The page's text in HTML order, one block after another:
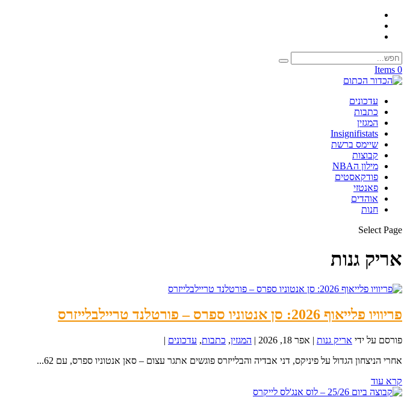
0 Items
עדכונים
כתבות
המגזין
Insignifistats
שיימס ברשת
קבוצות
מילון הNBA
פודקאסטים
פאנטזי
אוהדים
חנות
Select Page
אריק גנות
פריוויו פלייאוף 2026: סן אנטוניו ספרס – פורטלנד טריילבלייזרס
פורסם על ידי אריק גנות | אפר 18, 2026 | המגזין, כתבות, עדכונים |
אחרי הניצחון הגדול על פיניקס, דני אבדיה והבלייזרס פוגשים אתגר עצום – סאן אנטוניו ספרס, עם 62...
קרא עוד